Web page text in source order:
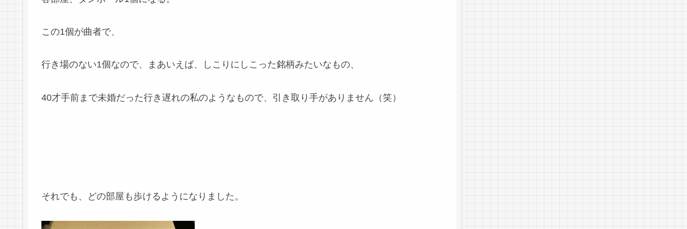
この1個が曲者で、
行き場のない1個なので、まあいえば、しこりにしこった銘柄みたいなもの、
40才手前まで未婚だった行き遅れの私のようなもので、引き取り手がありません（笑）
それでも、どの部屋も歩けるようになりました。